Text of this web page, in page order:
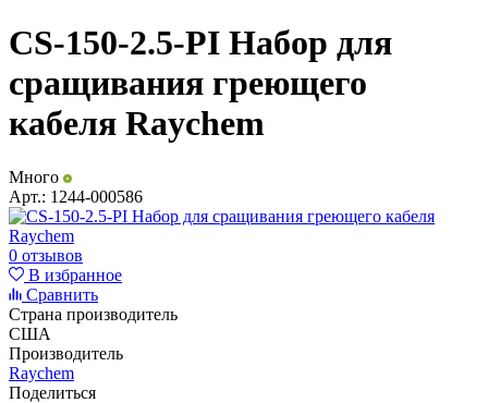
CS-150-2.5-PI Набор для
сращивания греющего
кабеля Raychem
Много
Арт.: 1244-000586
0 отзывов
В избранное
Сравнить
Страна производитель
США
Производитель
Raychem
Поделиться